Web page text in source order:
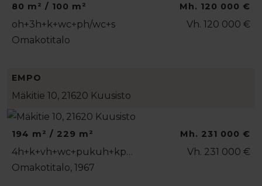
80 m² / 100 m²
oh+3h+k+wc+ph/wc+s
Omakotitalo
Mh. 120 000 €
Vh. 120 000 €
EMPO
Mäkitie 10, 21620 Kuusisto
194 m² / 229 m²
4h+k+vh+wc+pukuh+kp…
Omakotitalo, 1967
Mh. 231 000 €
Vh. 231 000 €